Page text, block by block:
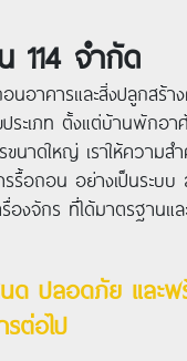
114 จำกัด
อนอาคารและสิ่งปลูกสร้
ระเภท ตั้งแต่บ้านพักอ
ขนาดใหญ่ เราให้ควา
รื้อถอน อย่างเป็นระบบ
รื่องจักร ที่ได้มาตรฐาน
นด ปลอดภัย และ
ต่อไป